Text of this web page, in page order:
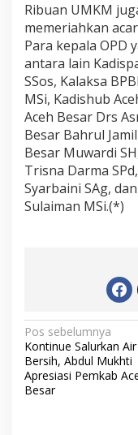
Ribuan UMKM
memeriahkan
Para kepala OPD
antara lain
SSos, Kalaksa
MSi, Kadishub
Aceh Besar Drs
Besar Bahrul
Besar Muwardi
Trisna Darma
Syarbaini SAg,
Sulaiman MSi.(*)
N
a
v
Pos sebelumnya
Kontinue Salurkan Air
Bersih, Abdul Mukhti
Apresiasi Pemkab
Besar